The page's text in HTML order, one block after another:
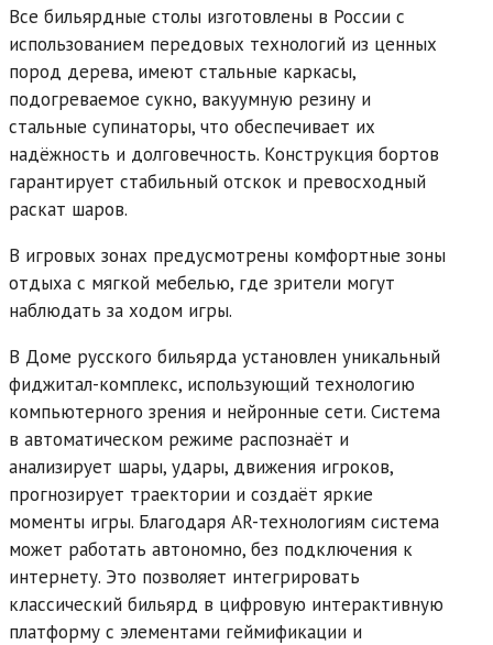
Все бильярдные столы изготовлены в России с
использованием передовых технологий из ценных
пород дерева, имеют стальные каркасы,
подогреваемое сукно, вакуумную резину и
стальные супинаторы, что обеспечивает их
надёжность и долговечность. Конструкция бортов
гарантирует стабильный отскок и превосходный
раскат шаров.
В игровых зонах предусмотрены комфортные зоны
отдыха с мягкой мебелью, где зрители могут
наблюдать за ходом игры.
В Доме русского бильярда установлен уникальный
фиджитал-комплекс, использующий технологию
компьютерного зрения и нейронные сети. Система
в автоматическом режиме распознаёт и
анализирует шары, удары, движения игроков,
прогнозирует траектории и создаёт яркие
моменты игры. Благодаря AR-технологиям система
может работать автономно, без подключения к
интернету. Это позволяет интегрировать
классический бильярд в цифровую интерактивную
платформу с элементами геймификации и